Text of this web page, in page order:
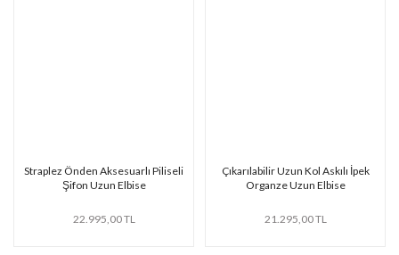
Straplez Önden Aksesuarlı Piliseli
Şifon Uzun Elbise
22.995,00 TL
Çıkarılabilir Uzun Kol Askılı İpek
Organze Uzun Elbise
21.295,00 TL